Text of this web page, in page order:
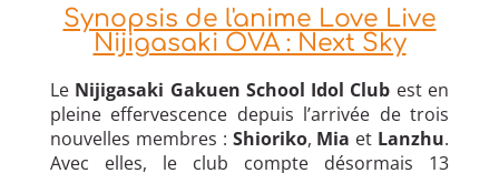
Synopsis de l'anime Love Live
Nijigasaki OVA : Next Sky
Le Nijigasaki Gakuen School Idol Club est en
pleine effervescence depuis l’arrivée de trois
nouvelles membres : Shioriko, Mia et Lanzhu.
Avec elles, le club compte désormais 13